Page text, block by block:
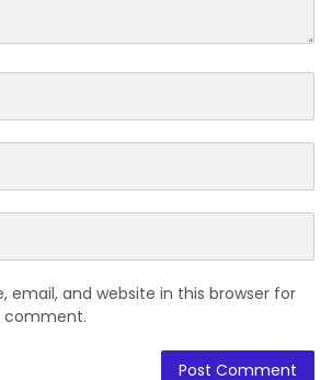
email, and website in this browser for
comment.